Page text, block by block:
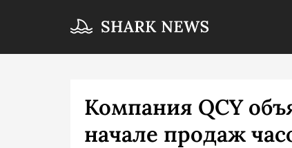
Компания QCY
начале продаж